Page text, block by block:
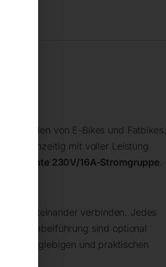
Laden von E-Bikes und Fatbikes.
gleichzeitig mit voller Leistung
separate 230V/16A-Stromgruppe.
miteinander verbinden. Jedes
Kabelführung sind optional
langlebigen und praktischen